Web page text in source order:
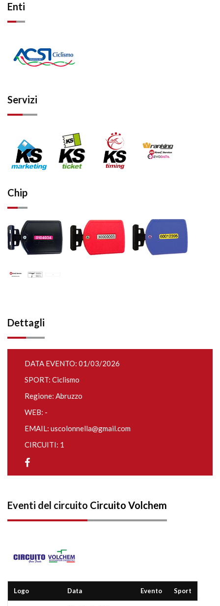
Enti
Servizi
Chip
Dettagli
DATA EVENTO: 01/03/2026
SPORT: Ciclismo
Regione: Abruzzo
WEB: -
EMAIL: uscolonnella@gmail.com
CIRCUITI: 1
Eventi del circuito Circuito Volchem
Logo Data Evento Sport